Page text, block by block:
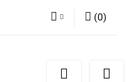
Zarejestruj się
(0)